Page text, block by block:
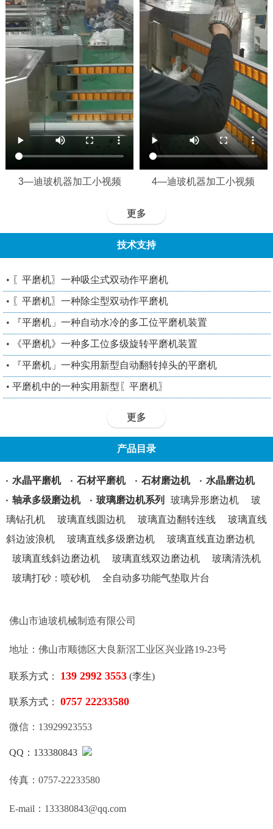
3—迪玻机器加工小视频 4—迪玻机器加工小视频
更多
技术支持
• 〖平磨机〗一种吸尘式双动作平磨机
• 〖平磨机〗一种除尘型双动作平磨机
• 『平磨机」一种自动水冷的多工位平磨机装置
• 《平磨机》一种多工位多级旋转平磨机装置
• 『平磨机」一种实用新型自动翻转掉头的平磨机
• 平磨机中的一种实用新型〖平磨机〗
更多
产品目录
水晶平磨机 石材平磨机 石材磨边机
水晶磨边机
轴承多级磨边机
玻璃磨边机系列 玻璃异形磨边机
玻
璃钻孔机
玻璃直线圆边机 玻璃直边翻转连线
玻璃直线
斜边波浪机
玻璃直线多级磨边机
玻璃直线直边磨边机
玻璃直线斜边磨边机
玻璃直线双边磨边机
玻璃清洗机
玻璃打砂：喷砂机
全自动多功能气垫取片台
佛山市迪玻机械制造有限公司
地址：佛山市顺德区大良新滘工业区兴业路19-23号
联系方式： 139 2992 3553 (李生)
联系方式： 0757 22233580
微信：13929923553
QQ：133380843
传真：0757-22233580
E-mail：133380843@qq.com